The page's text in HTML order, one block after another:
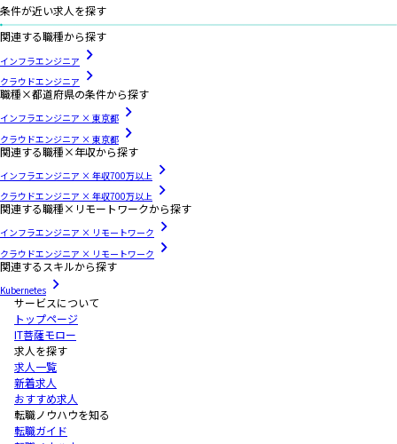
条件が近い求人を探す
関連する職種から探す
インフラエンジニア
クラウドエンジニア
職種×都道府県の条件から探す
インフラエンジニア × 東京都
クラウドエンジニア × 東京都
関連する職種×年収から探す
インフラエンジニア × 年収700万以上
クラウドエンジニア × 年収700万以上
関連する職種×リモートワークから探す
インフラエンジニア × リモートワーク
クラウドエンジニア × リモートワーク
関連するスキルから探す
Kubernetes
サービスについて
トップページ
IT菩薩モロー
求人を探す
求人一覧
新着求人
おすすめ求人
転職ノウハウを知る
転職ガイド